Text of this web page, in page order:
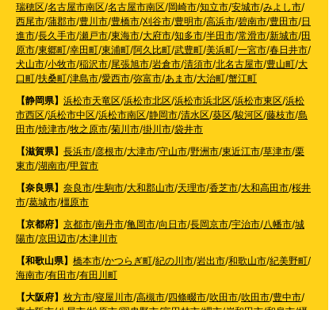
瑞穂区/名古屋市南区/名古屋市南区/岡崎市/知立市/安城市/みよし市/
西尾市/蒲郡市/豊川市/豊橋市/刈谷市/豊明市/高浜市/碧南市/豊田市/日
進市/長久手市/瀬戸市/東海市/大府市/知多市/半田市/常滑市/新城市/田
原市/東郷町/幸田町/東浦町/阿久比町/武豊町/美浜町/一宮市/春日井市/
犬山市/小牧市/稲沢市/尾張旭市/岩倉市/清須市/北名古屋市/豊山町/大
口町/扶桑町/津島市/愛西市/弥富市/あま市/大治町/蟹江町
【静岡県】 浜松市天竜区/浜松市北区/浜松市浜北区/浜松市東区/浜松
市西区/浜松市中区/浜松市南区/静岡市/清水区/葵区/駿河区/藤枝市/島
田市/焼津市/牧之原市/菊川市/掛川市/袋井市
【滋賀県】 長浜市/彦根市/大津市/守山市/野洲市/東近江市/草津市/栗
東市/湖南市/甲賀市
【奈良県】 奈良市/生駒市/大和郡山市/天理市/香芝市/大和高田市/桜井
市/葛城市/橿原市
【京都府】 京都市/南丹市/亀岡市/向日市/長岡京市/宇治市/八幡市/城
陽市/京田辺市/木津川市
【和歌山県】 橋本市/かつらぎ町/紀の川市/岩出市/和歌山市/紀美野町/
海南市/有田市/有田川町
【大阪府】 枚方市/寝屋川市/高槻市/四條畷市/吹田市/吹田市/豊中市/